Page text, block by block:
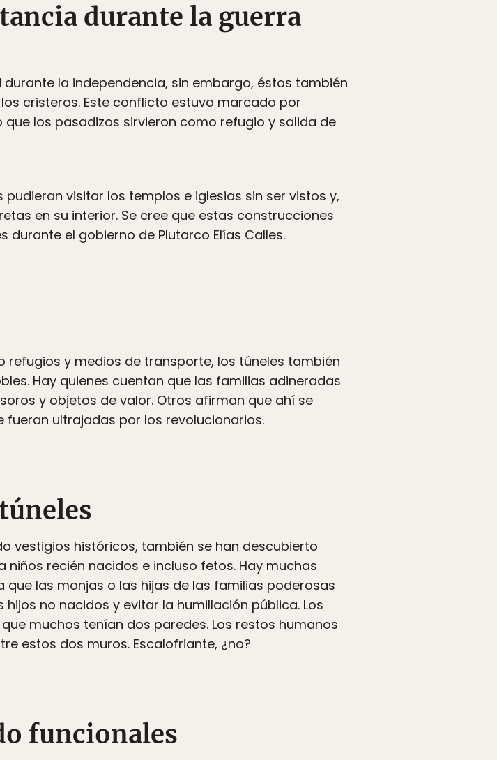
durante la guerra
la independencia, sin embargo, éstos también
cristeros. Este conflicto estuvo marcado por
los pasadizos sirvieron como refugio y salida de
visitar los templos e iglesias sin ser vistos y,
en su interior. Se cree que estas construcciones
el gobierno de Plutarco Elías Calles.
y medios de transporte, los túneles también
Hay quienes cuentan que las familias adineradas
y objetos de valor. Otros afirman que ahí se
ultrajadas por los revolucionarios.
vestigios históricos, también se han descubierto
recién nacidos e incluso fetos. Hay muchas
las monjas o las hijas de las familias poderosas
no nacidos y evitar la humillación pública. Los
muchos tenían dos paredes. Los restos humanos
estos dos muros. Escalofriante, ¿no?
funcionales